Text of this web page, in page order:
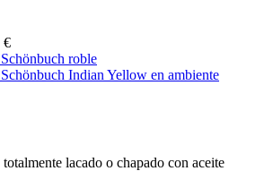
€
lacado o chapado con aceite